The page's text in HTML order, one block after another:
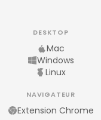
DESKTOP
Mac
Windows
Linux
NAVIGATEUR
Extension Chrome